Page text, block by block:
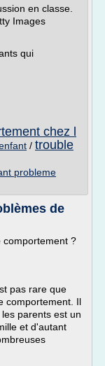
en classe.
Images
qui
chez l
/ trouble
probleme
de
comportement ?
pas rare que
comportement. Il
parents est un
et d'autant